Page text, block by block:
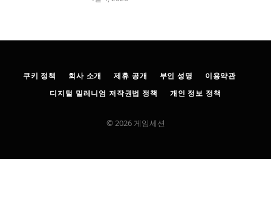
쿠키 정책 회사 소개 제휴 공개 부인 성명
이용약관
디지털 밀레니엄 저작권법 정책
개인 정보 정책
© 2026 게임세션